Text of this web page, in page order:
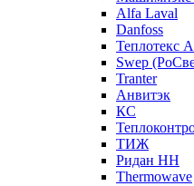
Alfa Laval
Danfoss
Теплотекс
Swep
Tranter
Анвитэк
КС
ТИЖ
Ридан НН
Thermowave